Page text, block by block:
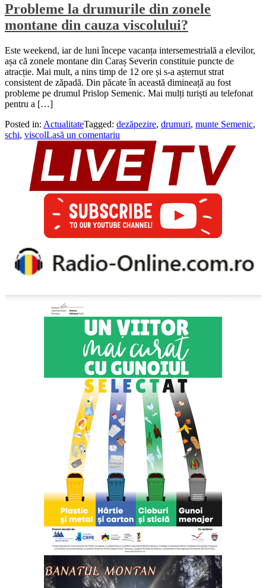
Probleme la drumurile din zonele
montane din cauza viscolului?
Este weekend, iar de luni începe vacanța intersemestrială a elevilor,
așa că zonele montane din Caraș Severin constituie puncte de
atracție. Mai mult, a nins timp de 12 ore și s-a așternut strat
consistent de zăpadă. Din păcate în această dimineață au fost
probleme pe drumul Prislop Semenic. Mai mulți turiști au telefonat
pentru a […]
Posted in: ActualitateTagged: dezăpezire, drumuri, munte Semenic,
schi, viscolLasă un comentariu